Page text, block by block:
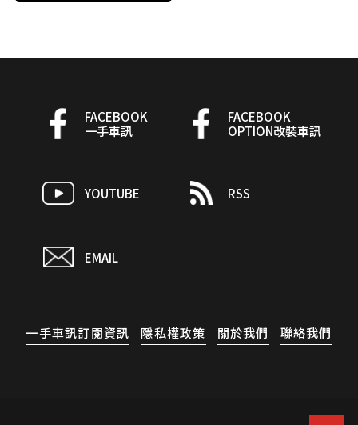
FACEBOOK
一手車訊
FACEBOOK
OPTION改裝車訊
YOUTUBE RSS
EMAIL
一手車訊訂閱資訊 隱私權政策 關於我們 聯絡我們